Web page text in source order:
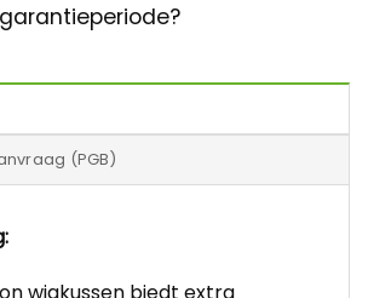
(PGB)